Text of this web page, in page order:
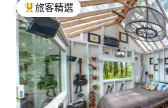
旅客精選榜首
旅客精選